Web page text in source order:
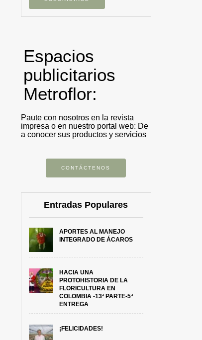
Espacios
publicitarios
Metroflor:
Paute con nosotros en la revista
impresa o en nuestro portal web: De
a conocer sus productos y servicios
CONTÁCTENOS
Entradas Populares
APORTES AL MANEJO
INTEGRADO DE ÁCAROS
HACIA UNA
PROTOHISTORIA DE LA
FLORICULTURA EN
COLOMBIA -13ª PARTE-5ª
ENTREGA
¡FELICIDADES!